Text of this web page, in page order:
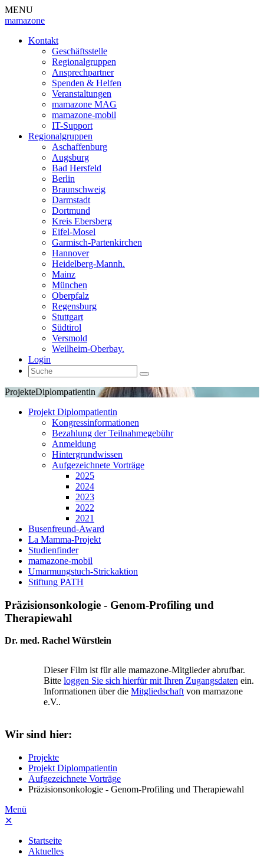
MENU
mamazone
Kontakt
Geschäftsstelle
Regionalgruppen
Ansprechpartner
Spenden & Helfen
Veranstaltungen
mamazone MAG
mamazone-mobil
IT-Support
Regionalgruppen
Aschaffenburg
Augsburg
Bad Hersfeld
Berlin
Braunschweig
Darmstadt
Dortmund
Kreis Ebersberg
Eifel-Mosel
Garmisch-Partenkirchen
Hannover
Heidelberg-Mannh.
Mainz
München
Oberpfalz
Regensburg
Stuttgart
Südtirol
Versmold
Weilheim-Oberbay.
Login
ProjekteDiplompatientin
Projekt Diplompatientin
Kongressinformationen
Bezahlung der Teilnahmegebühr
Anmeldung
Hintergrundwissen
Aufgezeichnete Vorträge
2025
2024
2023
2022
2021
Busenfreund-Award
La Mamma-Projekt
Studienfinder
mamazone-mobil
Umarmungstuch-Strickaktion
Stiftung PATH
Präzisionsonkologie - Genom-Profiling und
Therapiewahl
Dr. med. Rachel Würstlein
Dieser Film ist für alle mamazone-Mitglieder abrufbar.
Bitte loggen Sie sich hierfür mit Ihren Zugangsdaten ein.
Informationen über die Mitgliedschaftvon mamazone
e.V..
Wir sind hier:
Projekte
Projekt Diplompatientin
Aufgezeichnete Vorträge
Präzisionsonkologie - Genom-Profiling und Therapiewahl
Menü
✕
Startseite
Aktuelles